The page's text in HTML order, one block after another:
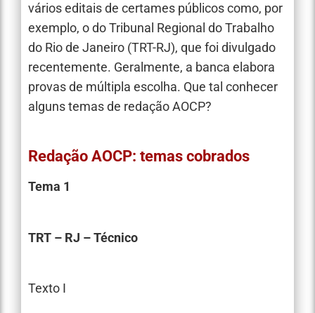
vários editais de certames públicos como, por
exemplo, o do Tribunal Regional do Trabalho
do Rio de Janeiro (TRT-RJ), que foi divulgado
recentemente. Geralmente, a banca elabora
provas de múltipla escolha. Que tal conhecer
alguns temas de redação AOCP?
Redação AOCP: temas cobrados
Tema 1
TRT – RJ – Técnico
Texto I